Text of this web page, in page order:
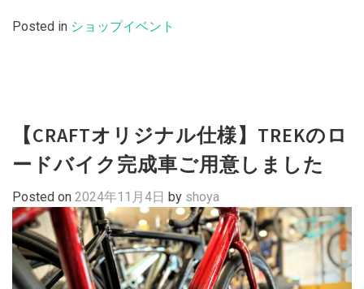
Posted in ショップイベント
【CRAFTオリジナル仕様】TREKのロ
ードバイク完成車ご用意しました
Posted on 2024年11月4日 by shoya